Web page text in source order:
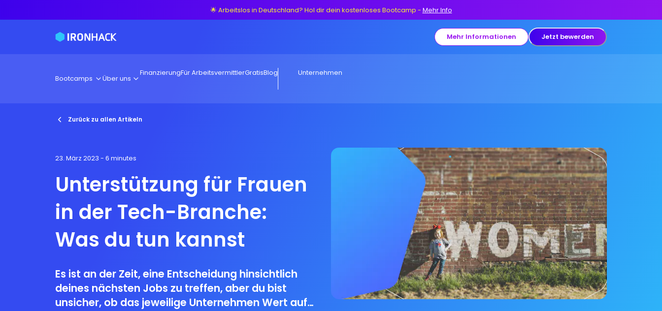
🌟 Arbeitslos in Deutschland? Hol dir dein kostenloses Bootcamp - Mehr Info
Mehr Informationen Jetzt bewerden
Bootcamps Über uns
FinanzierungFür ArbeitsvermittlerGratisBlog Unternehmen
Zurück zu allen Artikeln
23. März 2023 - 6 minutes
Unterstützung für Frauen
in der Tech-Branche:
Was du tun kannst
Es ist an der Zeit, eine Entscheidung hinsichtlich
deines nächsten Jobs zu treffen, aber du bist
unsicher, ob das jeweilige Unternehmen Wert auf